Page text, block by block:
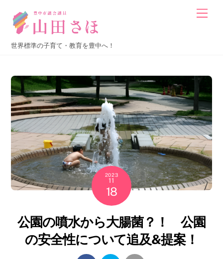
content
世界標準の子育て・教育を豊中へ！
2023
11
18
公園の噴水から大腸菌？！ 公園
の安全性について追及&提案！